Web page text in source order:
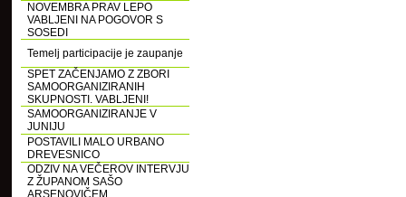
NOVEMBRA PRAV LEPO
VABLJENI NA POGOVOR S
SOSEDI
Temelj participacije je zaupanje
SPET ZAČENJAMO Z ZBORI
SAMOORGANIZIRANIH
SKUPNOSTI. VABLJENI!
SAMOORGANIZIRANJE V
JUNIJU
POSTAVILI MALO URBANO
DREVESNICO
ODZIV NA VEČEROV INTERVJU
Z ŽUPANOM SAŠO
ARSENOVIČEM